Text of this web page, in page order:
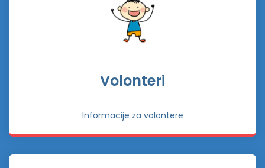
Volonteri
Informacije za volontere